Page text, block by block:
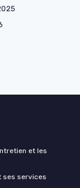
et les
ses services